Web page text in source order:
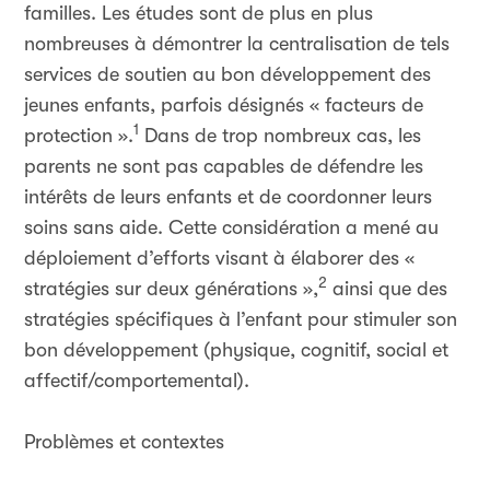
familles. Les études sont de plus en plus
nombreuses à démontrer la centralisation de tels
services de soutien au bon développement des
jeunes enfants, parfois désignés « facteurs de
protection ».1
Dans de trop nombreux cas, les
parents ne sont pas capables de défendre les
intérêts de leurs enfants et de coordonner leurs
soins sans aide. Cette considération a mené au
déploiement d’efforts visant à élaborer des «
stratégies sur deux générations »,2 ainsi que des
stratégies spécifiques à l’enfant pour stimuler son
bon développement (physique, cognitif, social et
affectif/comportemental).
Problèmes et contextes